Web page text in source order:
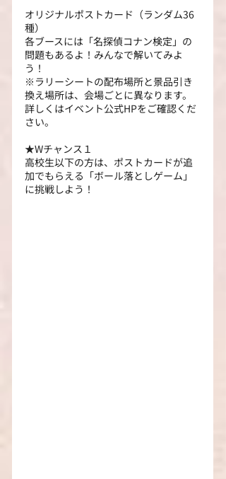
オリジナルポストカード（ランダム36
種）
各ブースには「名探偵コナン検定」の
問題もあるよ！みんなで解いてみよ
う！
※ラリーシートの配布場所と景品引き
換え場所は、会場ごとに異なります。
詳しくはイベント公式HPをご確認くだ
さい。
★Wチャンス１
高校生以下の方は、ポストカードが追
加でもらえる「ボール落としゲーム」
に挑戦しよう！